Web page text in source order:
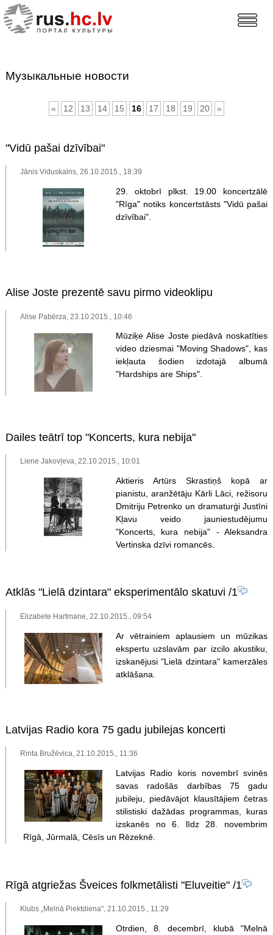
Музыкальные новости
« 12 13 14 15 16 17 18 19 20 »
"Vidū pašai dzīvībai"
Jānis Viduskalns, 26.10.2015., 18:39
29. oktobrī plkst. 19.00 koncertzālē
"Rīga" notiks koncertstāsts "Vidū pašai
dzīvībai".
Alise Joste prezentē savu pirmo videoklipu
Alise Pabērza, 23.10.2015., 10:46
Mūziķe Alise Joste piedāvā noskatīties
video dziesmai "Moving Shadows", kas
iekļauta šodien izdotajā albumā
"Hardships are Ships".
Dailes teātrī top "Koncerts, kura nebija"
Liene Jakovļeva, 22.10.2015., 10:01
Aktieris Artūrs Skrastiņš kopā ar
pianistu, aranžētāju Kārli Lāci, režisoru
Dmitriju Petrenko un dramaturģi Justīni
Kļavu veido jauniestudējumu
"Koncerts, kura nebija" - Aleksandra
Vertinska dzīvi romancēs.
Atklās "Lielā dzintara" eksperimentālo skatuvi /1
Elizabete Hartmane, 22.10.2015., 09:54
Ar vētrainiem aplausiem un mūzikas
ekspertu uzslavām par izcilo akustiku,
izskanējusi "Lielā dzintara" kamerzāles
atklāšana.
Latvijas Radio kora 75 gadu jubilejas koncerti
Rinta Bružēvica, 21.10.2015., 11:36
Latvijas Radio koris novembrī svinēs
savas radošās darbības 75 gadu
jubileju, piedāvājot klausītājiem četras
stilistiski dažādas programmas, kuras
izskanēs no 6. līdz 28. novembrim
Rīgā, Jūrmalā, Cēsīs un Rēzeknē.
Rīgā atgriežas Šveices folkmetālisti "Eluveitie"/1
Klubs „Melnā Piektdiena", 21.10.2015., 11:29
Otrdien, 8. decembrī, klubā "Melnā